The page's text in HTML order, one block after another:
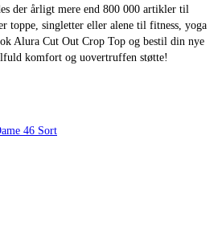
der årligt mere end 800 000 artikler til
toppe, singletter eller alene til fitness, yoga
Alura Cut Out Crop Top og bestil din nye
komfort og uovertruffen støtte!